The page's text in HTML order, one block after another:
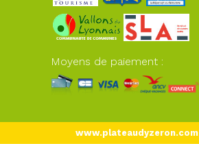
Moyens de paiement :
www.plateaudyzeron.com